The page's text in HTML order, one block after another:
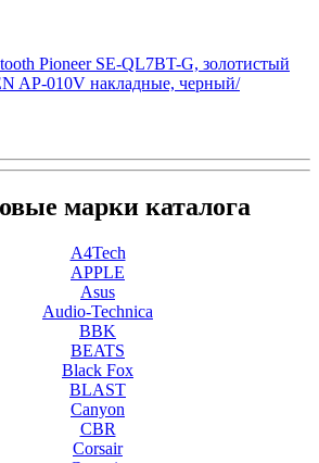
Pioneer SE-QL7BT-G, золотистый
AP-010V накладные, черный/
марки каталога
A4Tech
APPLE
Asus
Audio-Technica
BBK
BEATS
Black Fox
BLAST
Canyon
CBR
Corsair